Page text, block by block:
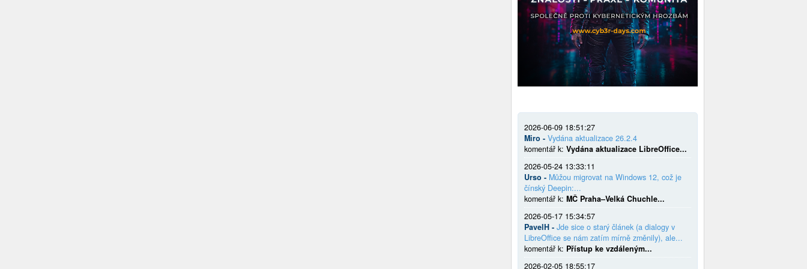
2026-06-09 18:51:27
Miro - Vydána aktualizace 26.2.4
komentář k: Vydána aktualizace LibreOffice...
2026-05-24 13:33:11
Urso - Můžou migrovat na Windows 12, což je
čínský Deepin:...
komentář k: MČ Praha–Velká Chuchle...
2026-05-17 15:34:57
PavelH - Jde sice o starý článek (a dialogy v
LibreOffice se nám zatím mírně změnily), ale...
komentář k: Přístup ke vzdáleným...
2026-02-05 18:55:17